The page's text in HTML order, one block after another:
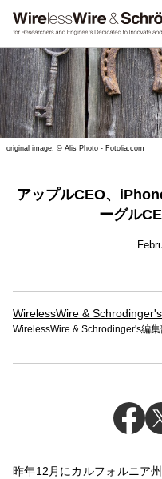
original image: © Alis Photo - Fotolia.com
アップルCEO、
ーグル
WirelessWire &
WirelessWire & Schrodinger's編集
昨年12月にカルフォルニア